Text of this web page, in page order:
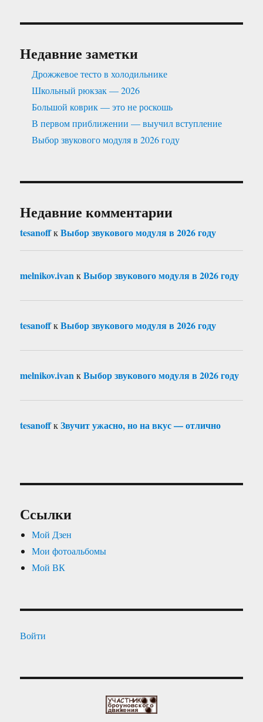
Недавние заметки
Дрожжевое тесто в холодильнике
Школьный рюкзак — 2026
Большой коврик — это не роскошь
В первом приближении — выучил вступление
Выбор звукового модуля в 2026 году
Недавние комментарии
tesanoffкВыбор звукового модуля в 2026 году
melnikov.ivanкВыбор звукового модуля в 2026 году
tesanoffкВыбор звукового модуля в 2026 году
melnikov.ivanкВыбор звукового модуля в 2026 году
tesanoffкЗвучит ужасно, но на вкус — отлично
Ссылки
Мой Дзен
Мои фотоальбомы
Мой ВК
Войти